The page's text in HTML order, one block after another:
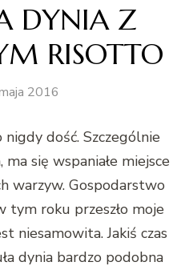
DYNIA Z
RISOTTO
2016
dość. Szczególnie
się wspaniałe miejsce
warzyw. Gospodarstwo
roku przeszło moje
niesamowita. Jakiś czas
dynia bardzo podobna